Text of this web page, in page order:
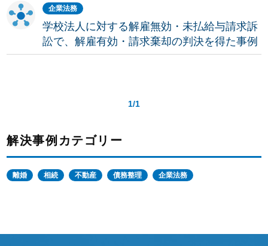
企業法務
学校法人に対する解雇無効・未払給与請求訴
訟で、解雇有効・請求棄却の判決を得た事例
1/1
解決事例カテゴリー
離婚 相続 不動産 債務整理 企業法務